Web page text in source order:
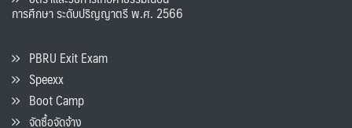
การศึกษา ระดับปริญญาตรี พ.ศ. 2566
PBRU Exit Exam
Speexx
Boot Camp
จัดซื้อจัดจ้าง